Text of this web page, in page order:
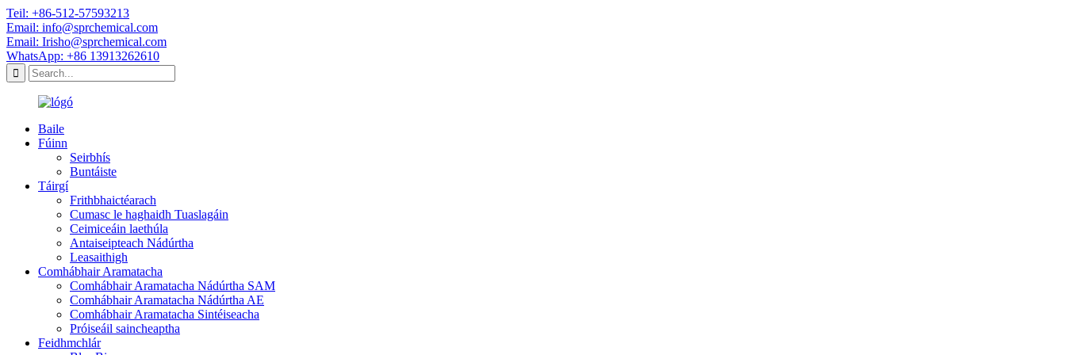
Teil: +86-512-57593213
Email: info@sprchemical.com
Email: Irisho@sprchemical.com
WhatsApp: +86 13913262610
Baile
Fúinn
Seirbhís
Buntáiste
Táirgí
Frithbhaictéarach
Cumasc le haghaidh Tuaslagáin
Ceimiceáin laethúla
Antaiseipteach Nádúrtha
Leasaithigh
Comhábhair Aramatacha
Comhábhair Aramatacha Nádúrtha SAM
Comhábhair Aramatacha Nádúrtha AE
Comhábhair Aramatacha Sintéiseacha
Próiseáil saincheaptha
Feidhmchlár